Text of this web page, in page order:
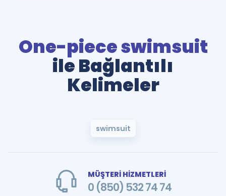
One-piece swimsuit
ile Bağlantılı
Kelimeler
swimsuit
MÜŞTERİ HİZMETLERİ
0 (850) 532 74 74